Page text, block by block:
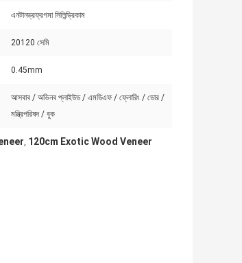
এনটানড্রফ্রগমা সিলিন্ড্রিকাম
20120 সেমি
0.45mm
আসবাব / অভিনব প্লাইউড / এমডিএফ / ফ্লোরিং / ডোর /
মন্ত্রিপরিষদ / বুক
, 120cm Exotic Wood Veneer